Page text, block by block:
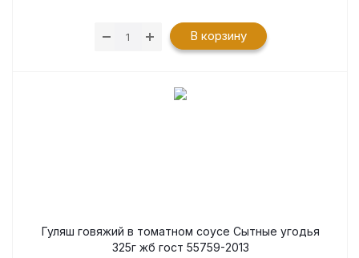
В корзину
Гуляш говяжий в томатном соусе Сытные угодья
325г жб гост 55759-2013